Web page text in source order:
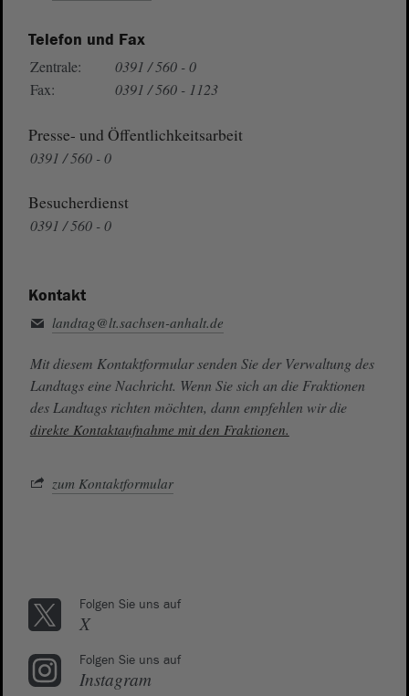
Telefon und Fax
Zentrale:
0391 / 560 - 0
Fax:
0391 / 560 - 1123
Presse- und Öffentlichkeitsarbeit
0391 / 560 - 0
Besucherdienst
0391 / 560 - 0
Kontakt
landtag@lt.sachsen-anhalt.de
Mit diesem Kontaktformular senden Sie der Verwaltung des
Landtags eine Nachricht. Wenn Sie sich an die Fraktionen
des Landtags richten möchten, dann empfehlen wir die
direkte Kontaktaufnahme mit den Fraktionen.
zum Kontaktformular
Folgen Sie uns auf
X
Folgen Sie uns auf
Instagram